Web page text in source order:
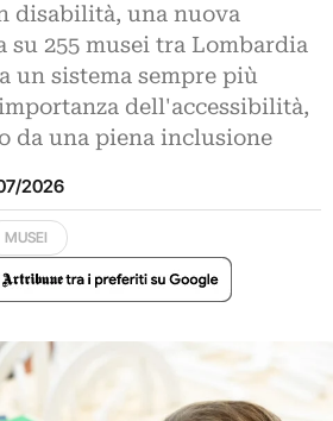
disabilità, una nuova
su 255 musei tra Lombardia
un sistema sempre più
dell'accessibilità,
da una piena inclusione
2026
MUSEI